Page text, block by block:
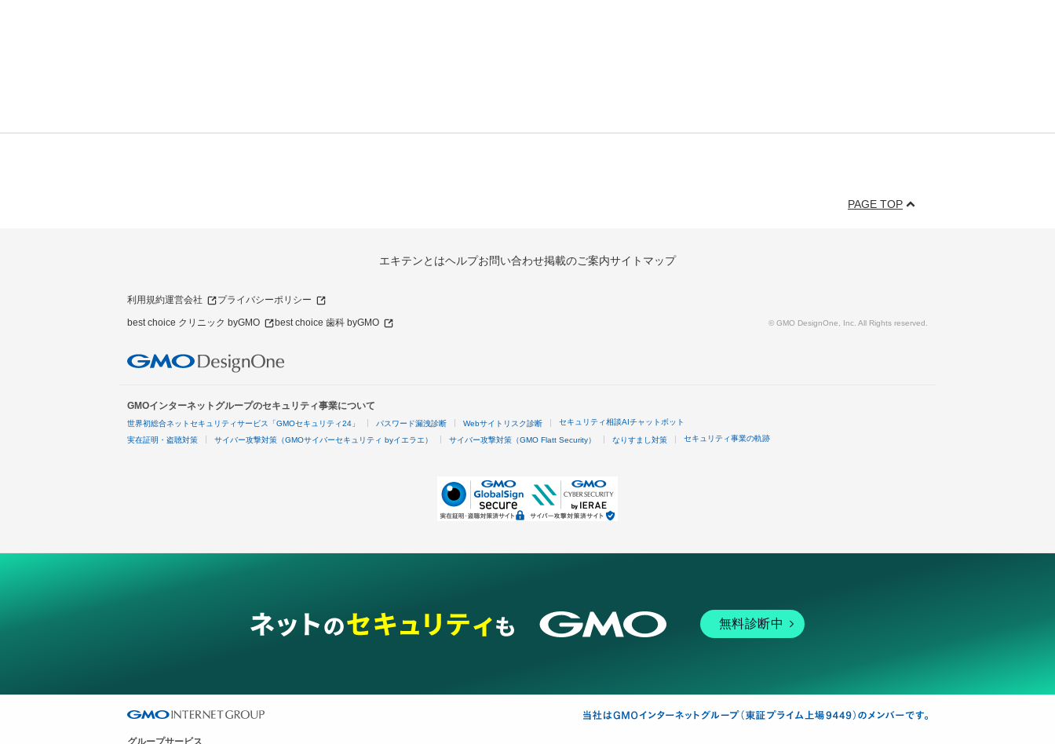
PAGE TOP
エキテンとはヘルプお問い合わせ掲載のご案内サイトマップ
利用規約運営会社 プライバシーポリシー
best choice クリニック byGMO best choice 歯科 byGMO © GMO DesignOne, Inc. All Rights reserved.
GMOインターネットグループのセキュリティ事業について
世界初総合ネットセキュリティサービス「GMOセキュリティ24」 パスワード漏洩診断 Webサイトリスク診断 セキュリティ相談AIチャットボット
実在証明・盗聴対策 サイバー攻撃対策（GMOサイバーセキュリティ byイエラエ） サイバー攻撃対策（GMO Flatt Security） なりすまし対策 セキュリティ事業の軌跡
無料診断中
グループサービス